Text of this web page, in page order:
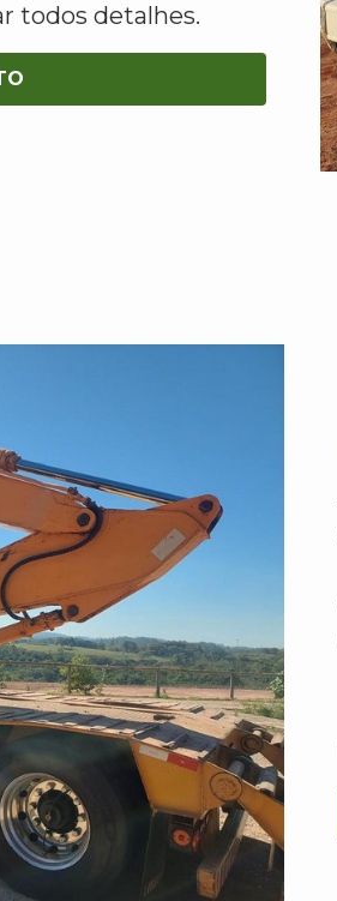
todos detalhes.